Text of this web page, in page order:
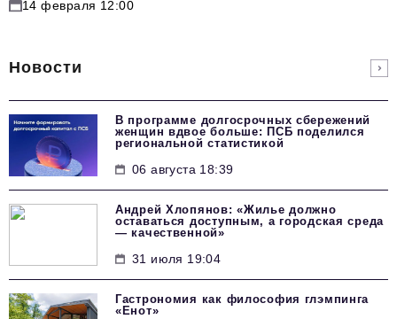
14 февраля 12:00
Новости
В программе долгосрочных сбережений
женщин вдвое больше: ПСБ поделился
региональной статистикой
06 августа 18:39
Андрей Хлопянов: «Жилье должно
оставаться доступным, а городская среда
— качественной»
31 июля 19:04
Гастрономия как философия глэмпинга
«Енот»